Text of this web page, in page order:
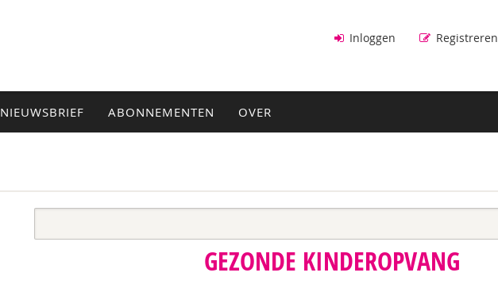
Inloggen Registreren
NIEUWSBRIEF ABONNEMENTEN OVER
GEZONDE KINDEROPVANG